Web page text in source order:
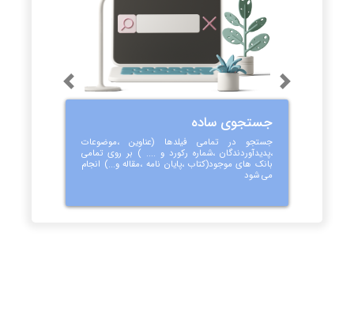
جستجوی ساده
جستجو در تمامی فیلدها (عناوین ،موضوعات
،پدیدآوردندگان ،شماره رکورد و .... ) بر روی تمامی
بانک های موجود(کتاب ،پایان نامه ،مقاله و...) انجام
می شود
Previous Next